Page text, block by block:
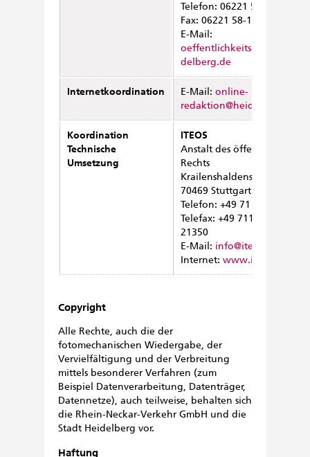
Telefon: 06221 58-12000
Fax: 06221 58-129 00
E-Mail:
oeffentlichkeitsarbeit@hei
delberg.de
Internetkoordination E-Mail: online-
redaktion@heidelberg.de
Koordination
Technische
Umsetzung
ITEOS
Anstalt des öffentlichen
Rechts
Krailenshaldenstraße 44,
70469 Stuttgart
Telefon: +49 711 8108-20
Telefax: +49 711 8108-
21350
E-Mail: info@iteos.de
Internet: www.iteos.de
Copyright
Alle Rechte, auch die der
fotomechanischen Wiedergabe, der
Vervielfältigung und der Verbreitung
mittels besonderer Verfahren (zum
Beispiel Datenverarbeitung, Datenträger,
Datennetze), auch teilweise, behalten sich
die Rhein-Neckar-Verkehr GmbH und die
Stadt Heidelberg vor.
Haftung